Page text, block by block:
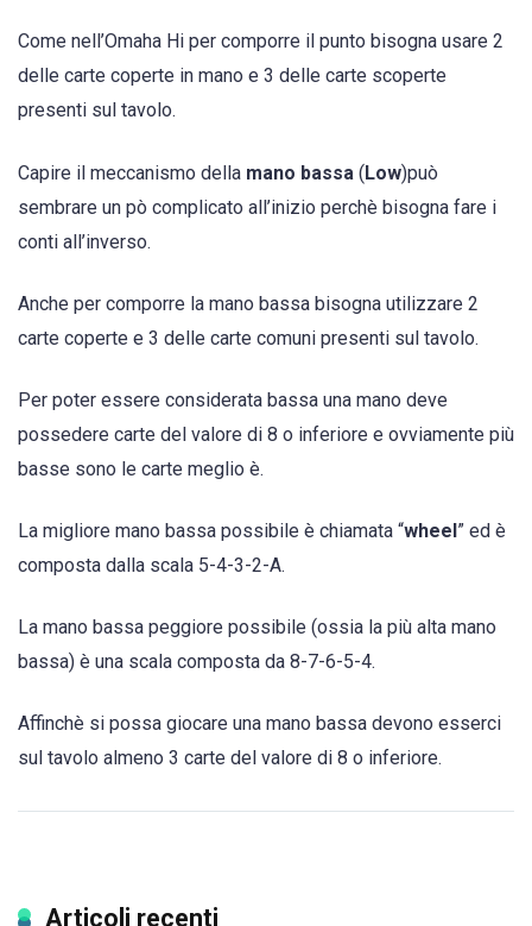
Come nell’Omaha Hi per comporre il punto bisogna usare 2
delle carte coperte in mano e 3 delle carte scoperte
presenti sul tavolo.
Capire il meccanismo della mano bassa (Low)può
sembrare un pò complicato all’inizio perchè bisogna fare i
conti all’inverso.
Anche per comporre la mano bassa bisogna utilizzare 2
carte coperte e 3 delle carte comuni presenti sul tavolo.
Per poter essere considerata bassa una mano deve
possedere carte del valore di 8 o inferiore e ovviamente più
basse sono le carte meglio è.
La migliore mano bassa possibile è chiamata “wheel” ed è
composta dalla scala 5-4-3-2-A.
La mano bassa peggiore possibile (ossia la più alta mano
bassa) è una scala composta da 8-7-6-5-4.
Affinchè si possa giocare una mano bassa devono esserci
sul tavolo almeno 3 carte del valore di 8 o inferiore.
Articoli recenti